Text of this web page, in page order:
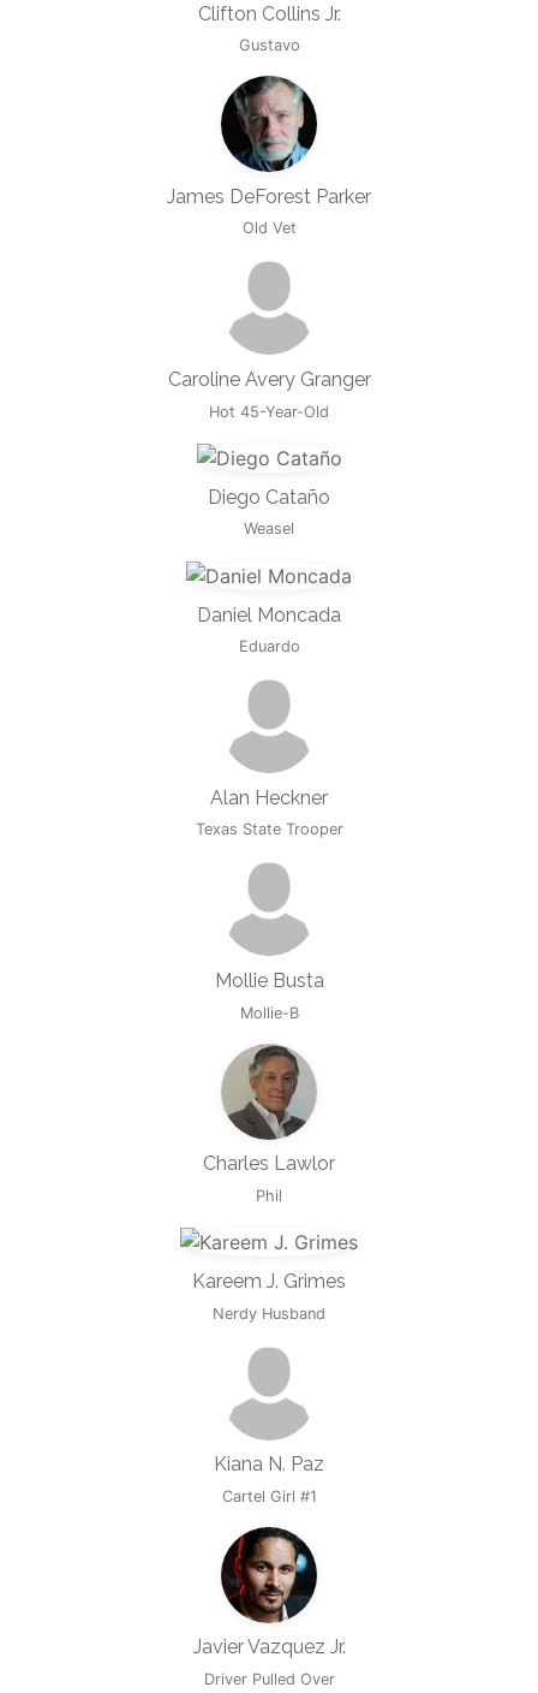
Clifton Collins Jr.
Gustavo
James DeForest Parker
Old Vet
Caroline Avery Granger
Hot 45-Year-Old
Diego Cataño
Weasel
Daniel Moncada
Eduardo
Alan Heckner
Texas State Trooper
Mollie Busta
Mollie-B
Charles Lawlor
Phil
Kareem J. Grimes
Nerdy Husband
Kiana N. Paz
Cartel Girl #1
Javier Vazquez Jr.
Driver Pulled Over